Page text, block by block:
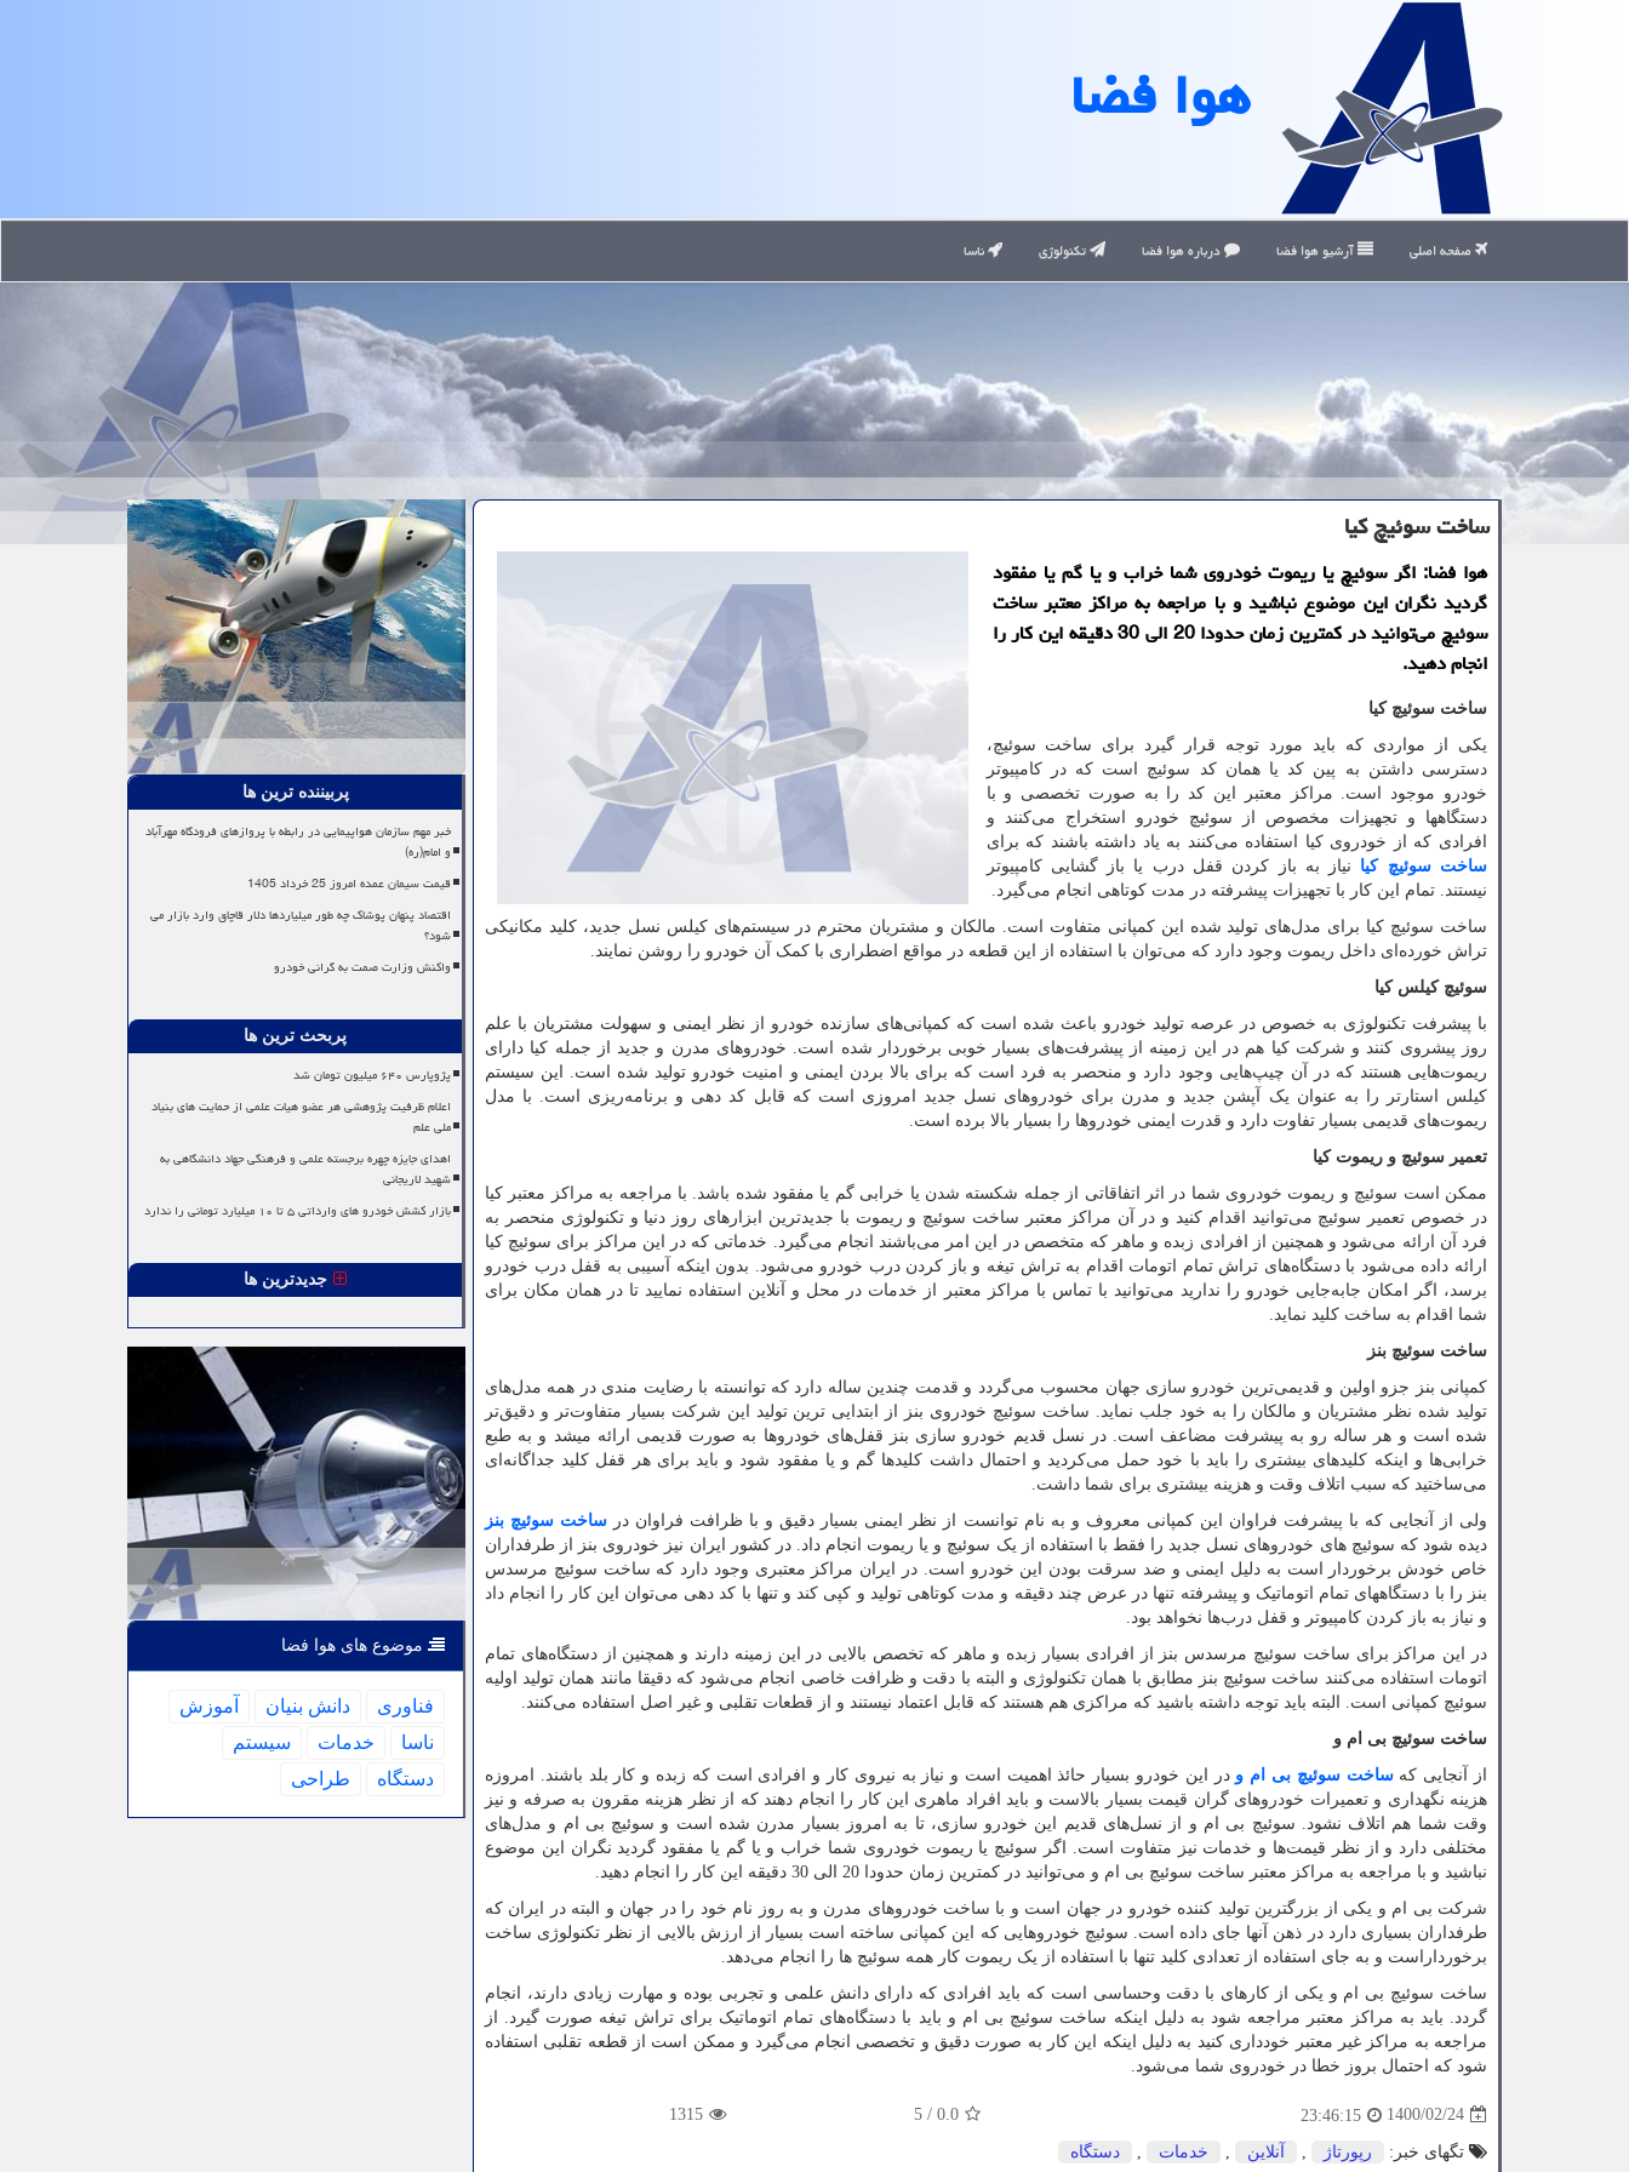
هوا فضا
صفحه اصلی آرشیو هوا فضا درباره هوا فضا تکنولوژی ناسا
ساخت سوئیچ كیا
هوا فضا: اگر سوئیچ یا ریموت خودروی شما خراب و یا گم یا مفقود
گردید نگران این موضوع نباشید و با مراجعه به مراكز معتبر ساخت
سوئیچ می‌توانید در كمترین زمان حدودا 20 الی 30 دقیقه این كار را
انجام دهید.
ساخت سوئیچ کیا
یکی از مواردی که باید مورد توجه قرار گیرد برای ساخت سوئیچ،
دسترسی داشتن به پین کد یا همان کد سوئیچ است که در کامپیوتر
خودرو موجود است. مراکز معتبر این کد را به صورت تخصصی و با
دستگاهها و تجهیزات مخصوص از سوئیچ خودرو استخراج می‌کنند و
افرادی که از خودروی کیا استفاده می‌کنند به یاد داشته باشند که برای
ساخت سوئیچ کیا نیاز به باز کردن قفل درب یا باز گشایی کامپیوتر
نیستند. تمام این کار با تجهیزات پیشرفته در مدت کوتاهی انجام می‌گیرد.
ساخت سوئیچ کیا برای مدل‌های تولید شده این کمپانی متفاوت است. مالکان و مشتریان محترم در سیستم‌های کیلس نسل جدید، کلید مکانیکی
تراش خورده‌ای داخل ریموت وجود دارد که می‌توان با استفاده از این قطعه در مواقع اضطراری با کمک آن خودرو را روشن نمایند.
سوئیچ کیلس کیا
با پیشرفت تکنولوژی به خصوص در عرصه تولید خودرو باعث شده است که کمپانی‌های سازنده خودرو از نظر ایمنی و سهولت مشتریان با علم
روز پیشروی کنند و شرکت کیا هم در این زمینه از پیشرفت‌های بسیار خوبی برخوردار شده است. خودروهای مدرن و جدید از جمله کیا دارای
ریموت‌هایی هستند که در آن چیپ‌هایی وجود دارد و منحصر به فرد است که برای بالا بردن ایمنی و امنیت خودرو تولید شده است. این سیستم
کیلس استارتر را به عنوان یک آپشن جدید و مدرن برای خودروهای نسل جدید امروزی است که قابل کد دهی و برنامه‌ریزی است. با مدل
ریموت‌های قدیمی بسیار تفاوت دارد و قدرت ایمنی خودروها را بسیار بالا برده است.
تعمیر سوئیچ و ریموت کیا
ممکن است سوئیچ و ریموت خودروی شما در اثر اتفاقاتی از جمله شکسته شدن یا خرابی گم یا مفقود شده باشد. با مراجعه به مراکز معتبر کیا
در خصوص تعمیر سوئیچ می‌توانید اقدام کنید و در آن مراکز معتبر ساخت سوئیچ و ریموت با جدیدترین ابزارهای روز دنیا و تکنولوژی منحصر به
فرد آن ارائه می‌شود و همچنین از افرادی زبده و ماهر که متخصص در این امر می‌باشند انجام می‌گیرد. خدماتی که در این مراکز برای سوئیچ کیا
ارائه داده می‌شود با دستگاه‌های تراش تمام اتومات اقدام به تراش تیغه و باز کردن درب خودرو می‌شود. بدون اینکه آسیبی به قفل درب خودرو
برسد، اگر امکان جابه‌جایی خودرو را ندارید می‌توانید با تماس با مراکز معتبر از خدمات در محل و آنلاین استفاده نمایید تا در همان مکان برای
شما اقدام به ساخت کلید نماید.
ساخت سوئیچ بنز
کمپانی بنز جزو اولین و قدیمی‌ترین خودرو سازی جهان محسوب می‌گردد و قدمت چندین ساله دارد که توانسته با رضایت مندی در همه مدل‌های
تولید شده نظر مشتریان و مالکان را به خود جلب نماید. ساخت سوئیچ خودروی بنز از ابتدایی ترین تولید این شرکت بسیار متفاوت‌تر و دقیق‌تر
شده است و هر ساله رو به پیشرفت مضاعف است. در نسل قدیم خودرو سازی بنز قفل‌های خودروها به صورت قدیمی ارائه میشد و به طبع
خرابی‌ها و اینکه کلیدهای بیشتری را باید با خود حمل می‌کردید و احتمال داشت کلیدها گم و یا مفقود شود و باید برای هر قفل کلید جداگانه‌ای
می‌ساختید که سبب اتلاف وقت و هزینه بیشتری برای شما داشت.
ولی از آنجایی که با پیشرفت فراوان این کمپانی معروف و به نام توانست از نظر ایمنی بسیار دقیق و با ظرافت فراوان در ساخت سوئیچ بنز
دیده شود که سوئیچ های خودروهای نسل جدید را فقط با استفاده از یک سوئیچ و یا ریموت انجام داد. در کشور ایران نیز خودروی بنز از طرفداران
خاص خودش برخوردار است به دلیل ایمنی و ضد سرقت بودن این خودرو است. در ایران مراکز معتبری وجود دارد که ساخت سوئیچ مرسدس
بنز را با دستگاههای تمام اتوماتیک و پیشرفته تنها در عرض چند دقیقه و مدت کوتاهی تولید و کپی کند و تنها با کد دهی می‌توان این کار را انجام داد
و نیاز به باز کردن کامپیوتر و قفل درب‌ها نخواهد بود.
در این مراکز برای ساخت سوئیچ مرسدس بنز از افرادی بسیار زبده و ماهر که تخصص بالایی در این زمینه دارند و همچنین از دستگاه‌های تمام
اتومات استفاده می‌کنند ساخت سوئیچ بنز مطابق با همان تکنولوژی و البته با دقت و ظرافت خاصی انجام می‌شود که دقیقا مانند همان تولید اولیه
سوئیچ کمپانی است. البته باید توجه داشته باشید که مراکزی هم هستند که قابل اعتماد نیستند و از قطعات تقلبی و غیر اصل استفاده می‌کنند.
ساخت سوئیچ بی ام و
از آنجایی کهساخت سوئیچ بی ام و در این خودرو بسیار حائذ اهمیت است و نیاز به نیروی کار و افرادی است که زبده و کار بلد باشند. امروزه
هزینه نگهداری و تعمیرات خودروهای گران قیمت بسیار بالاست و باید افراد ماهری این کار را انجام دهند که از نظر هزینه مقرون به صرفه و نیز
وقت شما هم اتلاف نشود. سوئیچ بی ام و از نسل‌های قدیم این خودرو سازی، تا به امروز بسیار مدرن شده است و سوئیچ بی ام و مدل‌های
مختلفی دارد و از نظر قیمت‌ها و خدمات نیز متفاوت است. اگر سوئیچ یا ریموت خودروی شما خراب و یا گم یا مفقود گردید نگران این موضوع
نباشید و با مراجعه به مراکز معتبر ساخت سوئیچ بی ام و می‌توانید در کمترین زمان حدودا 20 الی 30 دقیقه این کار را انجام دهید.
شرکت بی ام و یکی از بزرگترین تولید کننده خودرو در جهان است و با ساخت خودروهای مدرن و به روز نام خود را در جهان و البته در ایران که
طرفداران بسیاری دارد در ذهن آنها جای داده است. سوئیچ خودروهایی که این کمپانی ساخته است بسیار از ارزش بالایی از نظر تکنولوژی ساخت
برخورداراست و به جای استفاده از تعدادی کلید تنها با استفاده از یک ریموت کار همه سوئیچ ها را انجام می‌دهد.
ساخت سوئیچ بی ام و یکی از کارهای با دقت وحساسی است که باید افرادی که دارای دانش علمی و تجربی بوده و مهارت زیادی دارند، انجام
گردد. باید به مراکز معتبر مراجعه شود به دلیل اینکه ساخت سوئیچ بی ام و باید با دستگاه‌های تمام اتوماتیک برای تراش تیغه صورت گیرد. از
مراجعه به مراکز غیر معتبر خودداری کنید به دلیل اینکه این کار به صورت دقیق و تخصصی انجام می‌گیرد و ممکن است از قطعه تقلبی استفاده
شود که احتمال بروز خطا در خودروی شما می‌شود.
1400/02/24
23:46:15
0.0
/
5
1315
تگهای خبر: رپورتاژ آنلاین خدمات دستگاه
پربیننده ترین ها
خبر مهم سازمان هواپیمایی در رابطه با پروازهای فرودگاه مهرآباد
و امام(ره)
قیمت سیمان عمده امروز 25 خرداد 1405
اقتصاد پنهان پوشاک چه طور میلیاردها دلار قاچاق وارد بازار می
شود؟
واکنش وزارت صمت به گرانی خودرو
پربحث ترین ها
پژوپارس ۶۴۰ میلیون تومان شد
اعلام ظرفیت پژوهشی هر عضو هیات علمی از حمایت های بنیاد
ملی علم
اهدای جایزه چهره برجسته علمی و فرهنگی جهاد دانشگاهی به
شهید لاریجانی
بازار کشش خودرو های وارداتی ۵ تا ۱۰ میلیارد تومانی را ندارد
جدیدترین ها
موضوع های هوا فضا
فناوری دانش بنیان
آموزش
ناسا
خدمات
سیستم
دستگاه
طراحی